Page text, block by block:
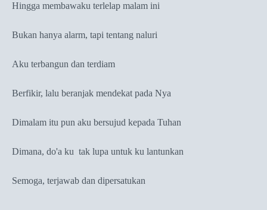
Hingga membawaku terlelap malam ini
Bukan hanya alarm, tapi tentang naluri
Aku terbangun dan terdiam
Berfikir, lalu beranjak mendekat pada Nya
Dimalam itu pun aku bersujud kepada Tuhan
Dimana, do'a ku tak lupa untuk ku lantunkan
Semoga, terjawab dan dipersatukan